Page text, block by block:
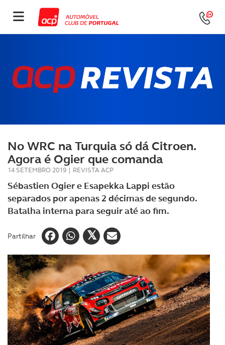
No WRC na Turquia só dá Citroen.
Agora é Ogier que comanda
14 SETEMBRO 2019 | REVISTA ACP
Sébastien Ogier e Esapekka Lappi estão
separados por apenas 2 décimas de segundo.
Batalha interna para seguir até ao fim.
Partilhar